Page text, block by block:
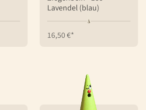
Lavendel (blau)
16,50 €*